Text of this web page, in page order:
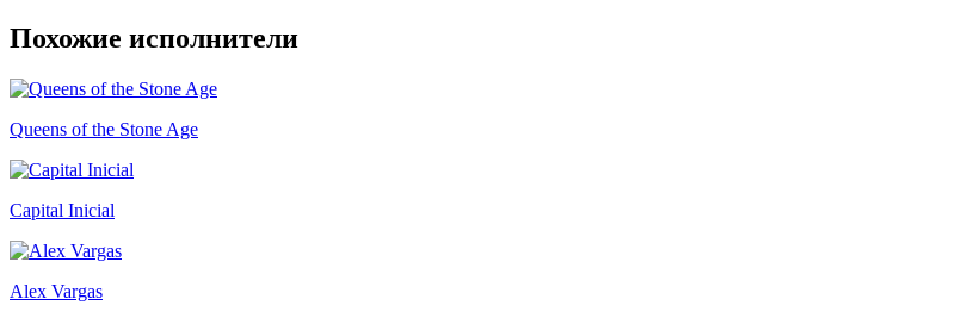
Похожие исполнители
Queens of the Stone Age
Capital Inicial
Alex Vargas